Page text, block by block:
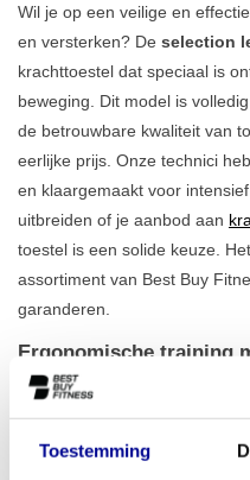
Toestemming
Wil je op een veilige en
en versterken? De selection
krachttoestel dat speciaal is
beweging. Dit model is
de betrouwbare kwaliteit van
eerlijke prijs. Onze technici
en klaargemaakt voor
uitbreiden of je aanbod aan
toestel is een solide keuze.
assortiment van Best Buy
garanderen.
Ergonomische training
Een correcte houding is
selection leg curl ontworpen
ergonomie. Dankzij de